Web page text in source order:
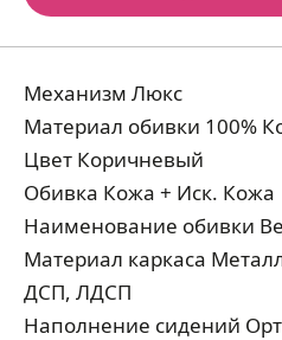
Механизм Люкс
Материал обивки 100%
Цвет Коричневый
Обивка Кожа + Иск. Кожа
Наименование обивки
Материал каркаса
ДСП, ЛДСП
Наполнение сидений